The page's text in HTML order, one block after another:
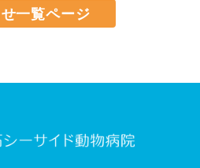
一覧ページ